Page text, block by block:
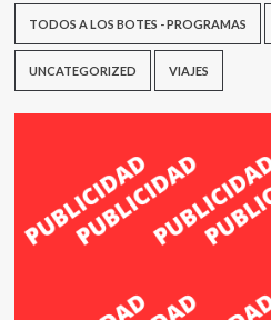
TODOS A LOS BOTES - PROGRAMAS
UNCATEGORIZED VIAJES